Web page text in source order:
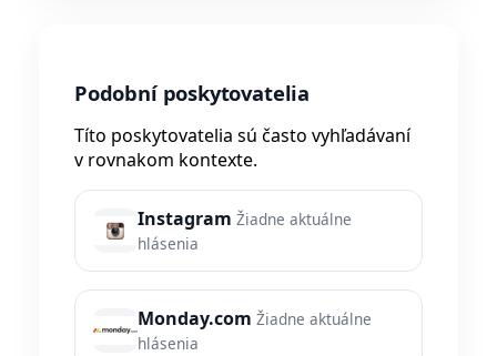
Podobní poskytovatelia
Títo poskytovatelia sú často vyhľadávaní
v rovnakom kontexte.
Instagram Žiadne aktuálne
hlásenia
Monday.com Žiadne aktuálne
hlásenia